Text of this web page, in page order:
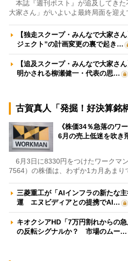
本誌『週刊ポスト』が追及してきた
大家さん」がいよいよ最終局面を迎
【独走スクープ・みんなで大家さ
ジェクト”の計画変更の裏で起き…
【追及スクープ・みんなで大家さ
明かされる柳瀬健一・代表の思…
古賀真人「発掘！好決算銘
《株価34％急落のワ
6月の売上低迷を吹
6月3日に8330円をつけたワークマ
7564）の株価は、わずか1カ月あま
三菱重工が「AIインフラの新たな
運 エヌビディアとの提携でAI…
キオクシアHD「7万円割れからの
の反転シグナルか？ 市場のムー…